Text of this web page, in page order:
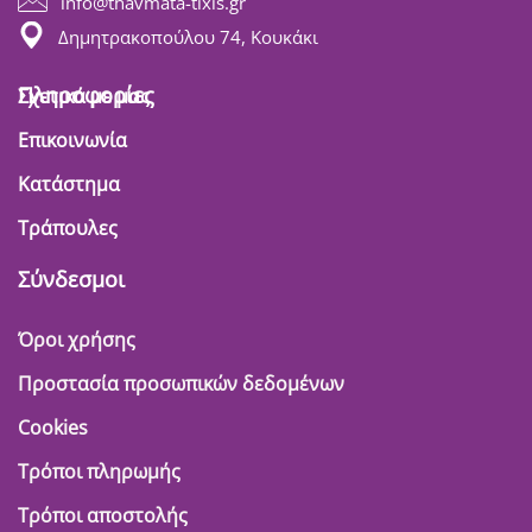
Δημητρακοπούλου 74, Κουκάκι
Πληροφορίες
Σχετικά με μας
Επικοινωνία
Κατάστημα
Τράπουλες
Σύνδεσμοι
Όροι χρήσης
Προστασία προσωπικών δεδομένων
Cookies
Τρόποι πληρωμής
Τρόποι αποστολής